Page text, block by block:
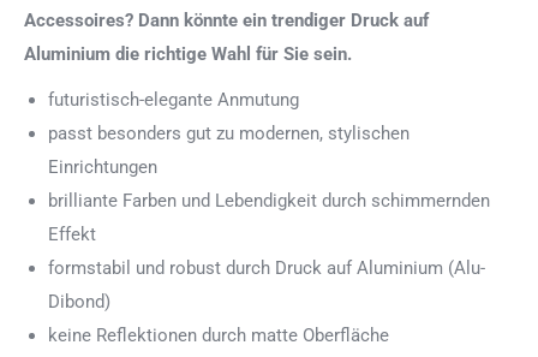
Accessoires? Dann könnte ein trendiger Druck auf
Aluminium die richtige Wahl für Sie sein.
futuristisch-elegante Anmutung
passt besonders gut zu modernen, stylischen
Einrichtungen
brilliante Farben und Lebendigkeit durch schimmernden
Effekt
formstabil und robust durch Druck auf Aluminium (Alu-
Dibond)
keine Reflektionen durch matte Oberfläche